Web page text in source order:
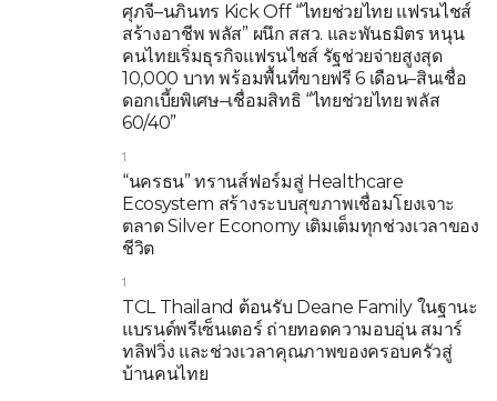
ศุภจี–นภินทร Kick Off “ไทยช่วยไทย แฟรนไชส์
สร้างอาชีพ พลัส” ผนึก สสว. และพันธมิตร หนุน
คนไทยเริ่มธุรกิจแฟรนไชส์ รัฐช่วยจ่ายสูงสุด
10,000 บาท พร้อมพื้นที่ขายฟรี 6 เดือน–สินเชื่อ
ดอกเบี้ยพิเศษ–เชื่อมสิทธิ “ไทยช่วยไทย พลัส
60/40”
1
“นครธน” ทรานส์ฟอร์มสู่ Healthcare
Ecosystem สร้างระบบสุขภาพเชื่อมโยงเจาะ
ตลาด Silver Economy เติมเต็มทุกช่วงเวลาของ
ชีวิต
1
TCL Thailand ต้อนรับ Deane Family ในฐานะ
แบรนด์พรีเซ็นเตอร์ ถ่ายทอดความอบอุ่น สมาร์
ทลิฟวิ่ง และช่วงเวลาคุณภาพของครอบครัวสู่
บ้านคนไทย